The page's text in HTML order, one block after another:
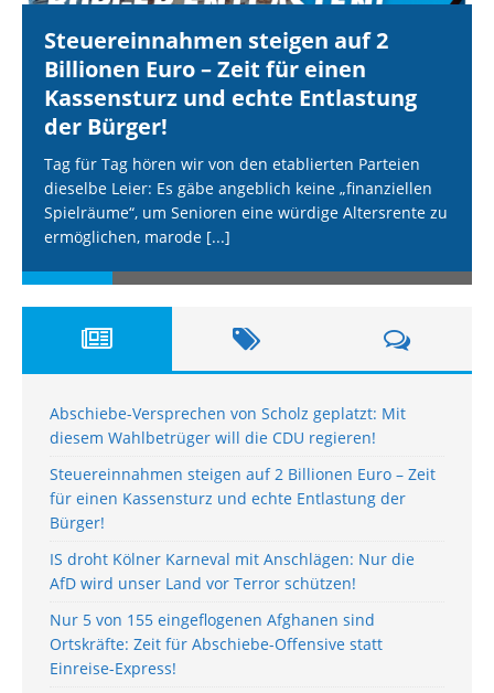
Steuereinnahmen steigen auf 2
Billionen Euro – Zeit für einen
Kassensturz und echte Entlastung
der Bürger!
Tag für Tag hören wir von den etablierten Parteien
dieselbe Leier: Es gäbe angeblich keine „finanziellen
Spielräume“, um Senioren eine würdige Altersrente zu
ermöglichen, marode [...]
Abschiebe-Versprechen von Scholz geplatzt: Mit
diesem Wahlbetrüger will die CDU regieren!
Steuereinnahmen steigen auf 2 Billionen Euro – Zeit
für einen Kassensturz und echte Entlastung der
Bürger!
IS droht Kölner Karneval mit Anschlägen: Nur die
AfD wird unser Land vor Terror schützen!
Nur 5 von 155 eingeflogenen Afghanen sind
Ortskräfte: Zeit für Abschiebe-Offensive statt
Einreise-Express!